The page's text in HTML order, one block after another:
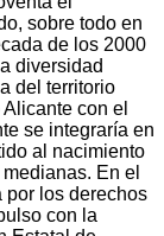
sobre todo en
de los 2000
diversidad
del territorio
con el
se integraría en
al nacimiento
En el
por los derechos
con la